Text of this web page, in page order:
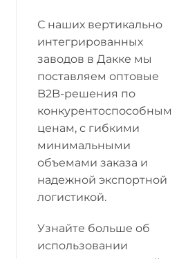
С наших вертикально
интегрированных
заводов в Дакке мы
поставляем оптовые
B2B-решения по
конкурентоспособным
ценам, с гибкими
минимальными
объемами заказа и
надежной экспортной
логистикой.
Узнайте больше об
использовании